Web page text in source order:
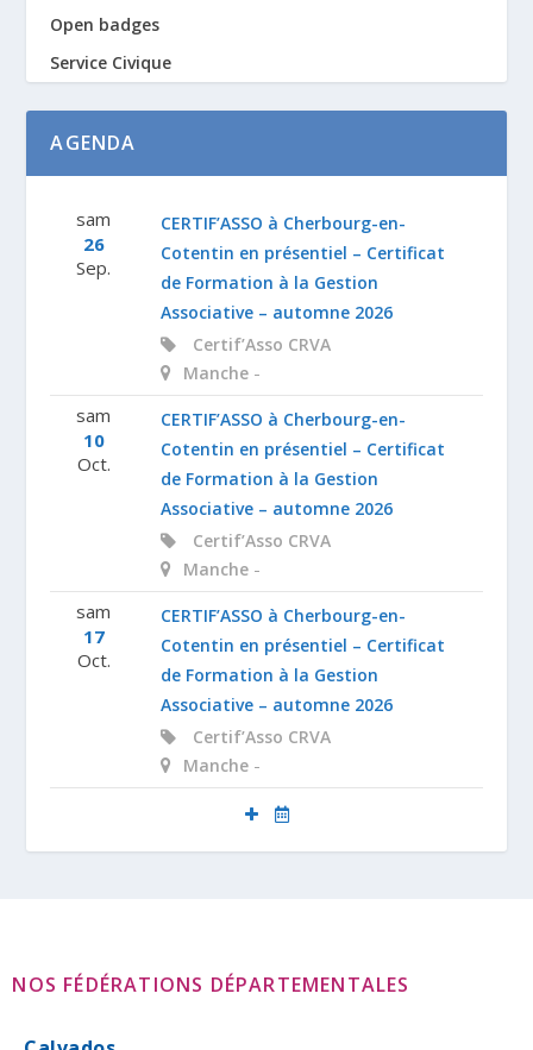
Open badges
Service Civique
AGENDA
sam
26
Sep.
CERTIF’ASSO à Cherbourg-en-
Cotentin en présentiel – Certificat
de Formation à la Gestion
Associative – automne 2026
Certif’Asso CRVA
Manche -
sam
10
Oct.
CERTIF’ASSO à Cherbourg-en-
Cotentin en présentiel – Certificat
de Formation à la Gestion
Associative – automne 2026
Certif’Asso CRVA
Manche -
sam
17
Oct.
CERTIF’ASSO à Cherbourg-en-
Cotentin en présentiel – Certificat
de Formation à la Gestion
Associative – automne 2026
Certif’Asso CRVA
Manche -
NOS FÉDÉRATIONS DÉPARTEMENTALES